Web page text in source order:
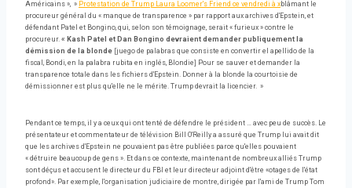
Américains », » Protestation de Trump Laura Loomer's Friend ce vendredi à xblâmant le
procureur général du « manque de transparence » par rapport aux archives d'Epstein, et
défendant Patel et Bongino, qui, selon son témoignage, serait « furieux » contre le
procureur. « Kash Patel et Dan Bongino devraient demander publiquement la
démission de la blonde [juego de palabras que consiste en convertir el apellido de la
fiscal, Bondi, en la palabra rubita en inglés, Blondie] Pour se sauver et demander la
transparence totale dans les fichiers d'Epstein. Donner à la blonde la courtoisie de
démissionner est plus qu'elle ne le mérite. Trump devrait la licencier. »
Pendant ce temps, il y a ceux qui ont tenté de défendre le président … avec peu de succès. Le
présentateur et commentateur de télévision Bill O'Reilly a assuré que Trump lui avait dit
que les archives d'Epstein ne pouvaient pas être publiées parce qu'elles pouvaient
« détruire beaucoup de gens ». Et dans ce contexte, maintenant de nombreux alliés Trump
sont déçus et accusent le directeur du FBI et leur directeur adjoint d'être «otages de l'état
profond». Par exemple, l'organisation judiciaire de montre, dirigée par l'ami de Trump Tom